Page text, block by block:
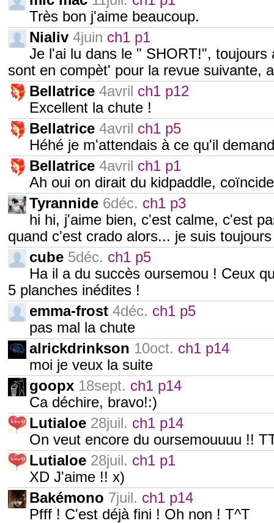
Très bon j'aime beaucoup.
Nialiv 4juin ch1 p1
Je l'ai lu dans le " SHORT!", toujours
sont en compèt' pour la revue suivante,
Bellatrice 4avril ch1 p12
Excellent la chute !
Bellatrice 4avril ch1 p5
Héhé je m'attendais à ce qu'il
Bellatrice 4avril ch1 p1
Ah oui on dirait du kidpaddle,
Tyrannide 6déc. ch1 p3
hi hi, j'aime bien, c'est calme, c'est
quand c'est crado alors... je suis
cube 5déc. ch1 p5
Ha il a du succès oursemou ! Ceux
5 planches inédites !
emma-frost 4déc. ch1 p5
pas mal la chute
alrickdrinkson 10oct. ch1 p14
moi je veux la suite
goopx 18sept. ch1 p14
Ca déchire, bravo!:)
Lutialoe 28juil. ch1 p14
On veut encore du oursemouuuu !!
Lutialoe 28juil. ch1 p1
XD J'aime !! x)
Bakémono 7juil. ch1 p14
Pfff ! C'est déjà fini ! Oh non ! T^T